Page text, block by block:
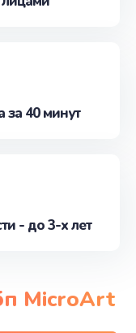
за 40 минут
- до 3-х лет
MicroArt